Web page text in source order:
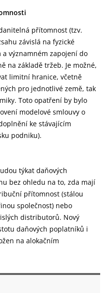
přítomnost (tzv.
závislá na fyzické
významném zapojení do
na základě tržeb. Je možné,
limitní hranice, včetně
pro jednotlivé země, tak
Toto opatření by bylo
modelové smlouvy o
ke stávajícím
podniku).
týkat daňových
bez ohledu na to, zda mají
přítomnost (stálou
společnost) nebo
distributorů. Nový
daňových poplatníků i
na alokačním